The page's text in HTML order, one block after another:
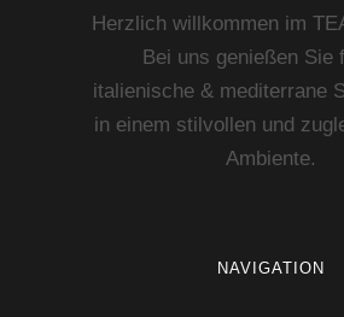
Herzlich willkommen im
Bei uns genießen Sie
italienische & mediterrane
in einem stilvollen und
Ambiente.
NAVIGATION